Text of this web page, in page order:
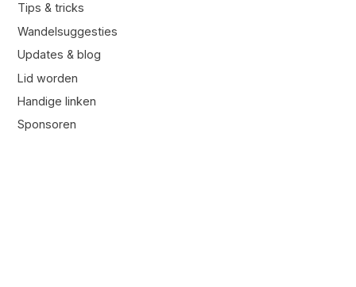
Tips & tricks
Wandelsuggesties
Updates & blog
Lid worden
Handige linken
Sponsoren